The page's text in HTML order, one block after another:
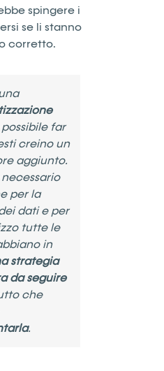
spingere i
se li stanno
corretto.
far
creino un
aggiunto.
necessario
per la
dati e per
tutte le
in
strategia
da seguire
che
.